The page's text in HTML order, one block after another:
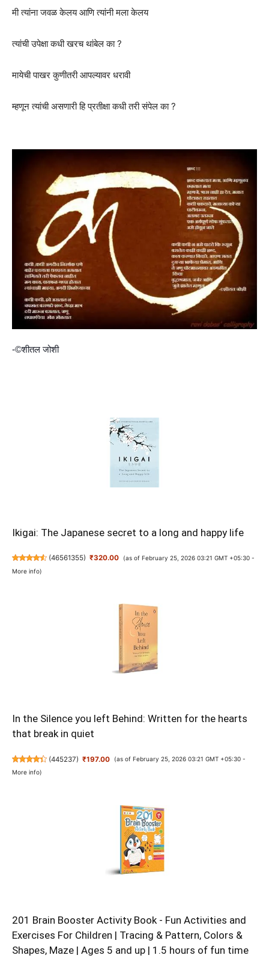
मी त्यांना जवळ केलय आणि त्यांनी मला केलय
त्यांची उपेक्षा कधी खरच थांबेल का ?
मायेची पाखर कुणीतरी आपल्यावर धरावी
म्हणून त्यांची असणारी हि प्रतीक्षा कधी तरी संपेल का ?
-©शीतल जोशी
Ikigai: The Japanese secret to a long and happy life
(46561355) ₹320.00
(as of February 25, 2026 03:21 GMT +05:30 -
More info)
In the Silence you left Behind: Written for the hearts
that break in quiet
(445237) ₹197.00
(as of February 25, 2026 03:21 GMT +05:30 -
More info)
201 Brain Booster Activity Book - Fun Activities and
Exercises For Children | Tracing & Pattern, Colors &
Shapes, Maze | Ages 5 and up | 1.5 hours of fun time